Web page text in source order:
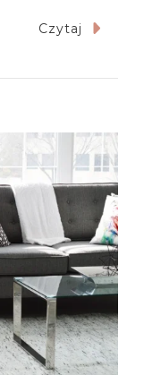
Czytaj